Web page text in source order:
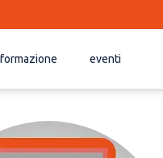
formazione eventi